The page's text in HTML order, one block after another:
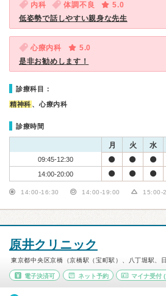
内科 体調不良
5.0
低姿勢で話しやすい親身な先生
心療内科
5.0
是非お勧めします！
診療科目：
精神科 、心療内科
診療時間
月 火 水
09:45-12:30
14:00-20:00
14:00-16:30 14:00-19:00 15:00-
原井クリニック
東京都中央区京橋（京橋駅（宝町駅）、八丁堀駅、
電子決済可 ネット予約 マイナ受付